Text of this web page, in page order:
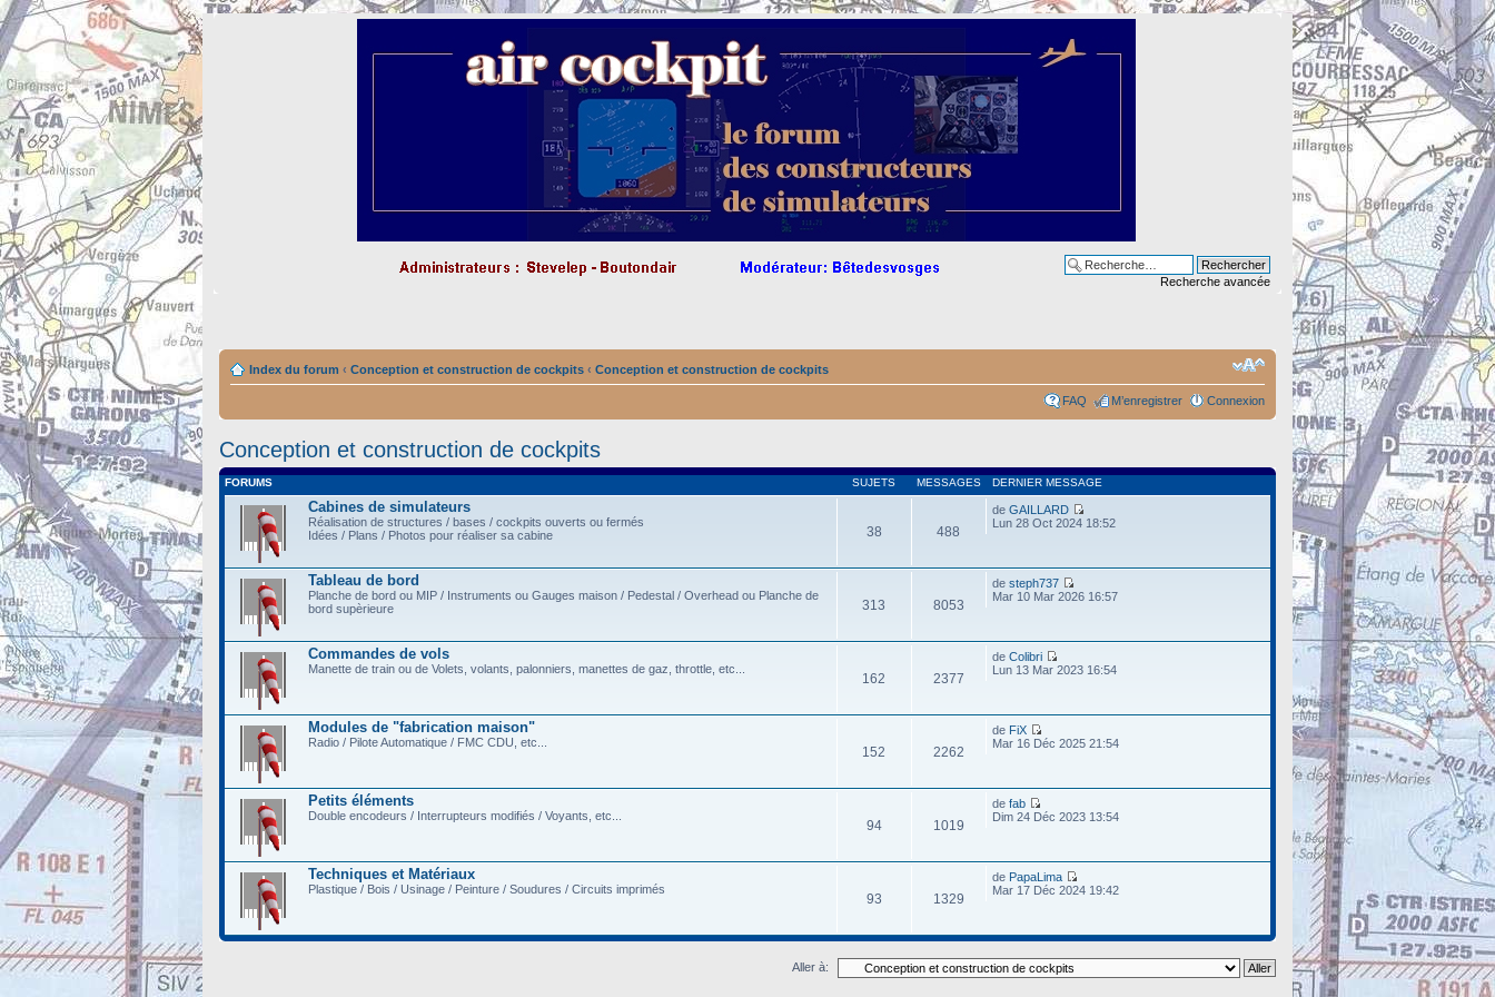
Recherche avancée
Index du forum ‹ Conception et construction de cockpits ‹ Conception et construction de cockpits
FAQ M’enregistrer Connexion
Conception et construction de cockpits
FORUMS SUJETS MESSAGES DERNIER MESSAGE
Cabines de simulateurs
Réalisation de structures / bases / cockpits ouverts ou fermés
Idées / Plans / Photos pour réaliser sa cabine
38 488
de GAILLARD
Lun 28 Oct 2024 18:52
Tableau de bord
Planche de bord ou MIP / Instruments ou Gauges maison / Pedestal / Overhead ou Planche de
bord supèrieure
313 8053
de steph737
Mar 10 Mar 2026 16:57
Commandes de vols
Manette de train ou de Volets, volants, palonniers, manettes de gaz, throttle, etc...
162 2377
de Colibri
Lun 13 Mar 2023 16:54
Modules de "fabrication maison"
Radio / Pilote Automatique / FMC CDU, etc...
152 2262
de FiX
Mar 16 Déc 2025 21:54
Petits éléments
Double encodeurs / Interrupteurs modifiés / Voyants, etc...
94 1019
de fab
Dim 24 Déc 2023 13:54
Techniques et Matériaux
Plastique / Bois / Usinage / Peinture / Soudures / Circuits imprimés
93 1329
de PapaLima
Mar 17 Déc 2024 19:42
Aller à: